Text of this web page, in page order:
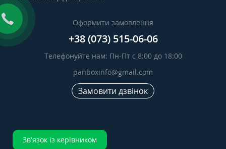
Оформити замовлення
+38 (073) 515-06-06
Телефонуйте нам: Пн-Пт с 8:00 до 18:00
panboxinfo@gmail.com
Замовити дзвінок
Зв’язок із керівником